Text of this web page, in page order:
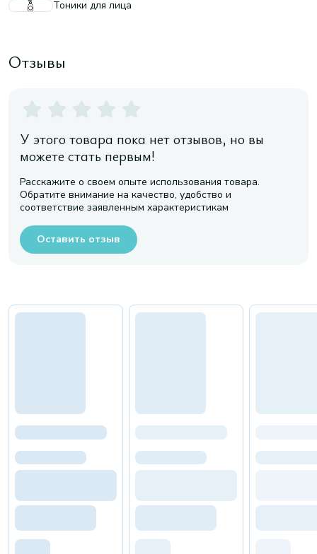
Тоники для лица
Отзывы
У этого товара пока нет отзывов, но вы
можете стать первым!
Расскажите о своем опыте использования товара.
Обратите внимание на качество, удобство и
соответствие заявленным характеристикам
Оставить отзыв